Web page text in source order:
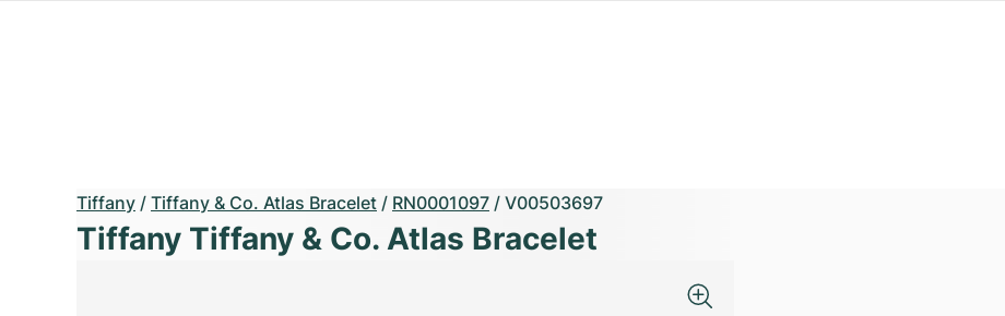
Tiffany / Tiffany & Co. Atlas Bracelet / RN0001097 / V00503697
Tiffany Tiffany & Co. Atlas Bracelet